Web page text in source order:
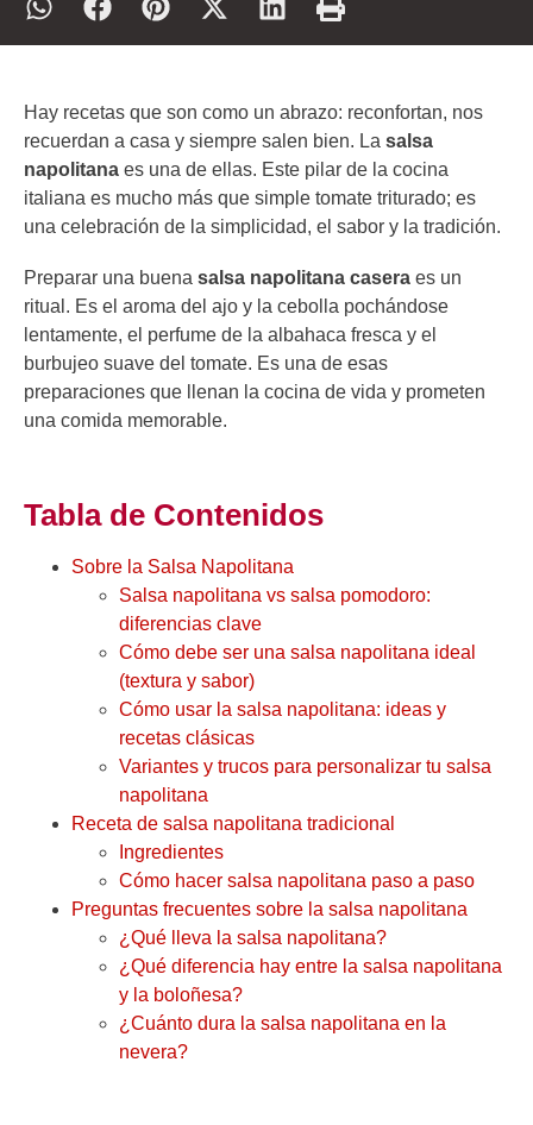
Hay recetas que son como un abrazo: reconfortan, nos
recuerdan a casa y siempre salen bien. La salsa
napolitana es una de ellas. Este pilar de la cocina
italiana es mucho más que simple tomate triturado; es
una celebración de la simplicidad, el sabor y la tradición.
Preparar una buena salsa napolitana casera es un
ritual. Es el aroma del ajo y la cebolla pochándose
lentamente, el perfume de la albahaca fresca y el
burbujeo suave del tomate. Es una de esas
preparaciones que llenan la cocina de vida y prometen
una comida memorable.
Tabla de Contenidos
Sobre la Salsa Napolitana
Salsa napolitana vs salsa pomodoro:
diferencias clave
Cómo debe ser una salsa napolitana ideal
(textura y sabor)
Cómo usar la salsa napolitana: ideas y
recetas clásicas
Variantes y trucos para personalizar tu salsa
napolitana
Receta de salsa napolitana tradicional
Ingredientes
Cómo hacer salsa napolitana paso a paso
Preguntas frecuentes sobre la salsa napolitana
¿Qué lleva la salsa napolitana?
¿Qué diferencia hay entre la salsa napolitana
y la boloñesa?
¿Cuánto dura la salsa napolitana en la
nevera?